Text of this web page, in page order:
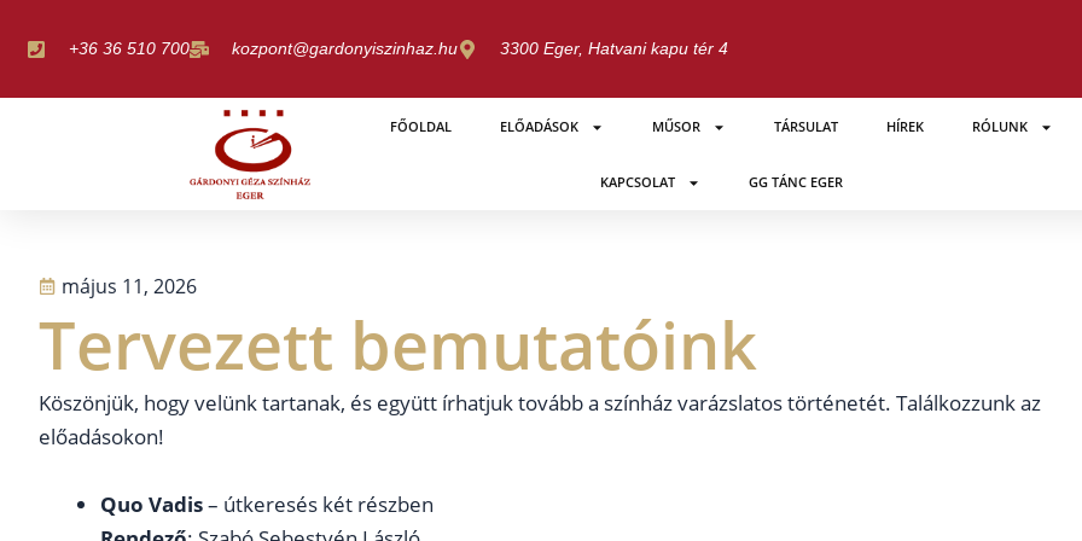
+36 36 510 700 kozpont@gardonyiszinhaz.hu 3300 Eger, Hatvani kapu tér 4
FŐOLDAL ELŐADÁSOK MŰSOR TÁRSULAT HÍREK RÓLUNK
KAPCSOLAT GG TÁNC EGER
május 11, 2026
Tervezett bemutatóink
Köszönjük, hogy velünk tartanak, és együtt írhatjuk tovább a színház varázslatos történetét. Találkozzunk az
előadásokon!
Quo Vadis– útkeresés két részben